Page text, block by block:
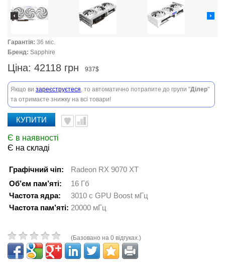
Гарантія: 36 міс.
Бренд: Sapphire
Ціна: 42118 грн 937$
Якщо ви зареєструєтеся, то автоматично потрапите до групи "Ділер"
та отримаєте знижку на всі товари!
КУПИТИ
Є в наявності
Є на складі
Графічний чіп:
Radeon RX 9070 XT
Об’єм пам’яті:
16 Гб
Частота ядра:
3010 с GPU Boost мГц
Частота пам’яті: 20000 мГц
(Базовано на 0 відгуках.)